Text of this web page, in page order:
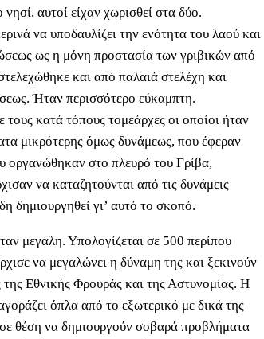
αυτοί είχαν χωρισθεί στα δύο.
να υποδαυλίζει την ενότητα του λαού και
ως η μόνη προστασία των γριβικών από
και από παλαιά στελέχη και
Ήταν περισσότερο εύκαμπτη.
κατά τόπους τομεάρχες οι οποίοι ήταν
μικρότερης όμως δυνάμεως, που έφεραν
οργανώθηκαν στο πλευρό του Γρίβα,
να καταζητούνται από τις δυνάμεις
δημιουργηθεί γι’ αυτό το σκοπό.
μεγάλη. Υπολογίζεται σε 500 περίπου
να μεγαλώνει η δύναμη της και ξεκινούν
Εθνικής Φρουράς και της Αστυνομίας. Η
όπλα από το εξωτερικό με δικά της
θέση να δημιουργούν σοβαρά προβλήματα